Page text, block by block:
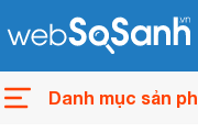
Danh mục sản